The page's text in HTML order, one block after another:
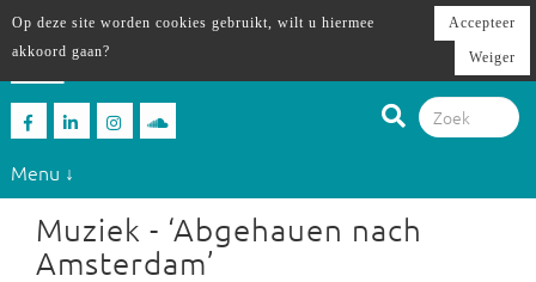
Menu ↓
Muziek - ‘Abgehauen nach
Amsterdam’
Op deze site worden cookies gebruikt, wilt u hiermee
akkoord gaan?
Accepteer
Weiger